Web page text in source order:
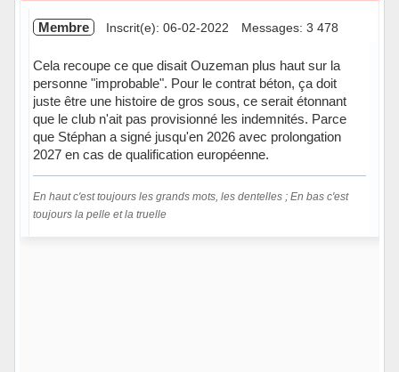
Membre Inscrit(e): 06-02-2022 Messages: 3 478
Cela recoupe ce que disait Ouzeman plus haut sur la
personne "improbable". Pour le contrat béton, ça doit
juste être une histoire de gros sous, ce serait étonnant
que le club n'ait pas provisionné les indemnités. Parce
que Stéphan a signé jusqu'en 2026 avec prolongation
2027 en cas de qualification européenne.
En haut c'est toujours les grands mots, les dentelles ; En bas c'est
toujours la pelle et la truelle